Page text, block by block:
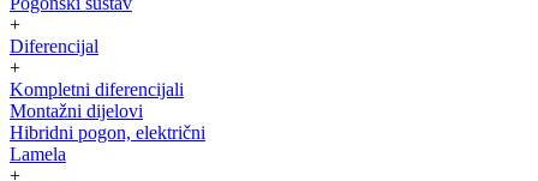
+
Diferencijal
+
Kompletni diferencijali
Montažni dijelovi
Hibridni pogon, električni
Lamela
+